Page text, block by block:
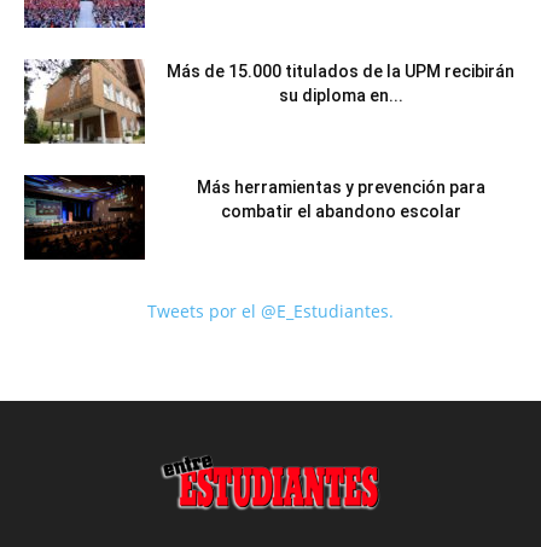
Más de 15.000 titulados de la UPM recibirán
su diploma en...
Más herramientas y prevención para
combatir el abandono escolar
Tweets por el @E_Estudiantes.